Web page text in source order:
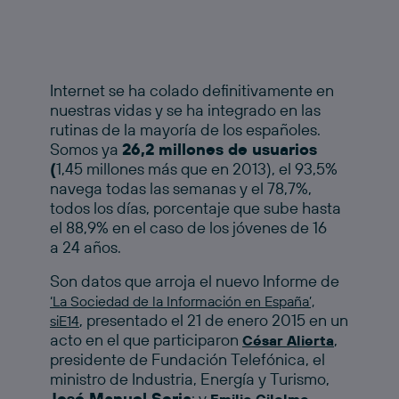
Internet se ha colado definitivamente en
nuestras vidas y se ha integrado en las
rutinas de la mayoría de los españoles.
Somos ya 26,2 millones de usuarios
(1,45 millones más que en 2013), el 93,5%
navega todas las semanas y el 78,7%,
todos los días, porcentaje que sube hasta
el 88,9% en el caso de los jóvenes de 16
a 24 años.
Son datos que arroja el nuevo Informe de
‘La Sociedad de la Información en España’,
siE14, presentado el 21 de enero 2015 en un
acto en el que participaron César Alierta,
presidente de Fundación Telefónica, el
ministro de Industria, Energía y Turismo,